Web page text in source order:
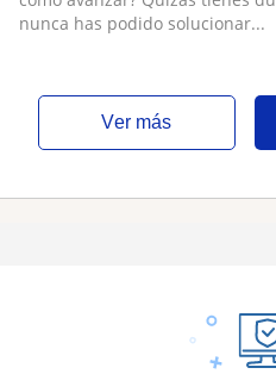
nunca has podido solucionar...
ver más